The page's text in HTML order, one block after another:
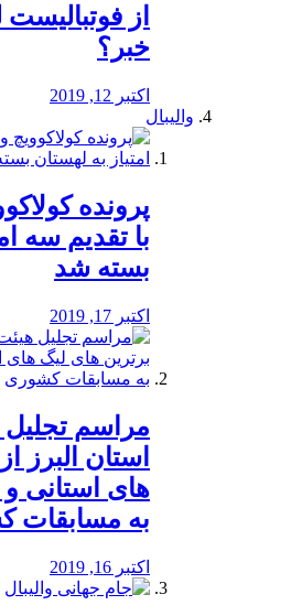
از
خبر؟
اکتبر 12, 2019
والیبال
پرونده
با تقدیم سه
بسته شد
اکتبر 17, 2019
مراسم تجلیل
استان البرز
های استانی
به مسابقات
اکتبر 16, 2019